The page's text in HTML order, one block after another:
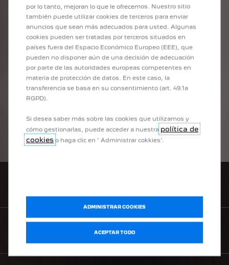
Peugeot un fabricante de automóviles mundial que nunca
ha dejado de estar impulsado por la pasión y la
independencia.
DESCUBRE LA HISTORIA DE PEUGEOT
por lo tanto, mejoran lo que le ofrecemos. Nuestro sitio
también puede utilizar cookies de terceros para enviar
anuncios que sean más adecuados para usted. Algunas
cookies pueden ser tratadas por terceros situados en
países fuera del Espacio Económico Europeo (EEE), que
pueden no disponer aún de una decisión de adecuación
por parte de las autoridades europeas competentes en
materia de protección de datos. En este caso, la
transferencia se basa en su consentimiento (art. 49.1a
RGPD).
Si desea saber más sobre las cookies que utilizamos y
cómo gestionarlas, puede acceder a nuestra política de
cookies o haga clic en ' Administrar cokkies'.
ADMINISTRAR COOKIES
ACEPTAR TODO